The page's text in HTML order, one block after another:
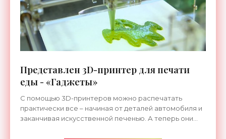
Представлен 3D-принтер для печати
еды - «Гаджеты»
С помощью 3D-принтеров можно распечатать
практически все – начиная от деталей автомобиля и
заканчивая искусственной печенью. А теперь они